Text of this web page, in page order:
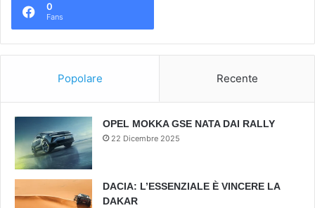
0
Fans
Popolare Recente
OPEL MOKKA GSE NATA DAI RALLY
22 Dicembre 2025
DACIA: L’ESSENZIALE È VINCERE LA
DAKAR